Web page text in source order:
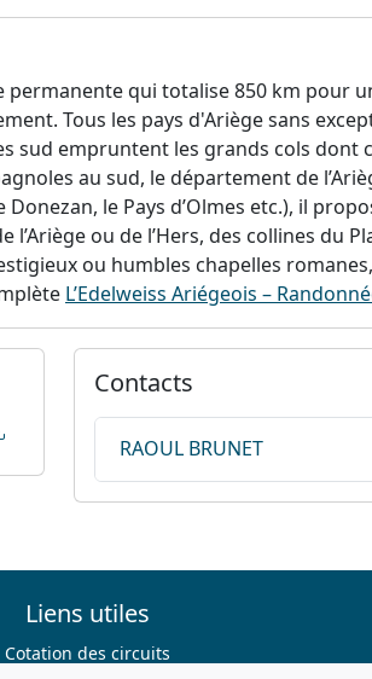
permanente qui totalise 850 km pour
Tous les pays d'Ariège sans
sud empruntent les grands cols dont
au sud, le département de
le Pays d’Olmes etc.), il
l’Ariège ou de l’Hers, des collines
ou humbles chapelles
L’Edelweiss Ariégeois –
Contacts
RAOUL BRUNET
Liens utiles
Cotation des circuits